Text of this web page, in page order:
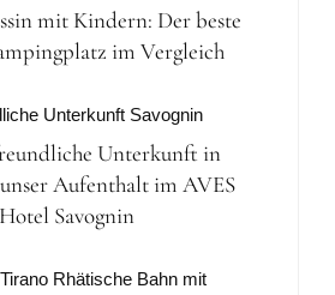
mit Kindern: Der beste
im Vergleich
Unterkunft in
Aufenthalt im AVES
Hotel Savognin